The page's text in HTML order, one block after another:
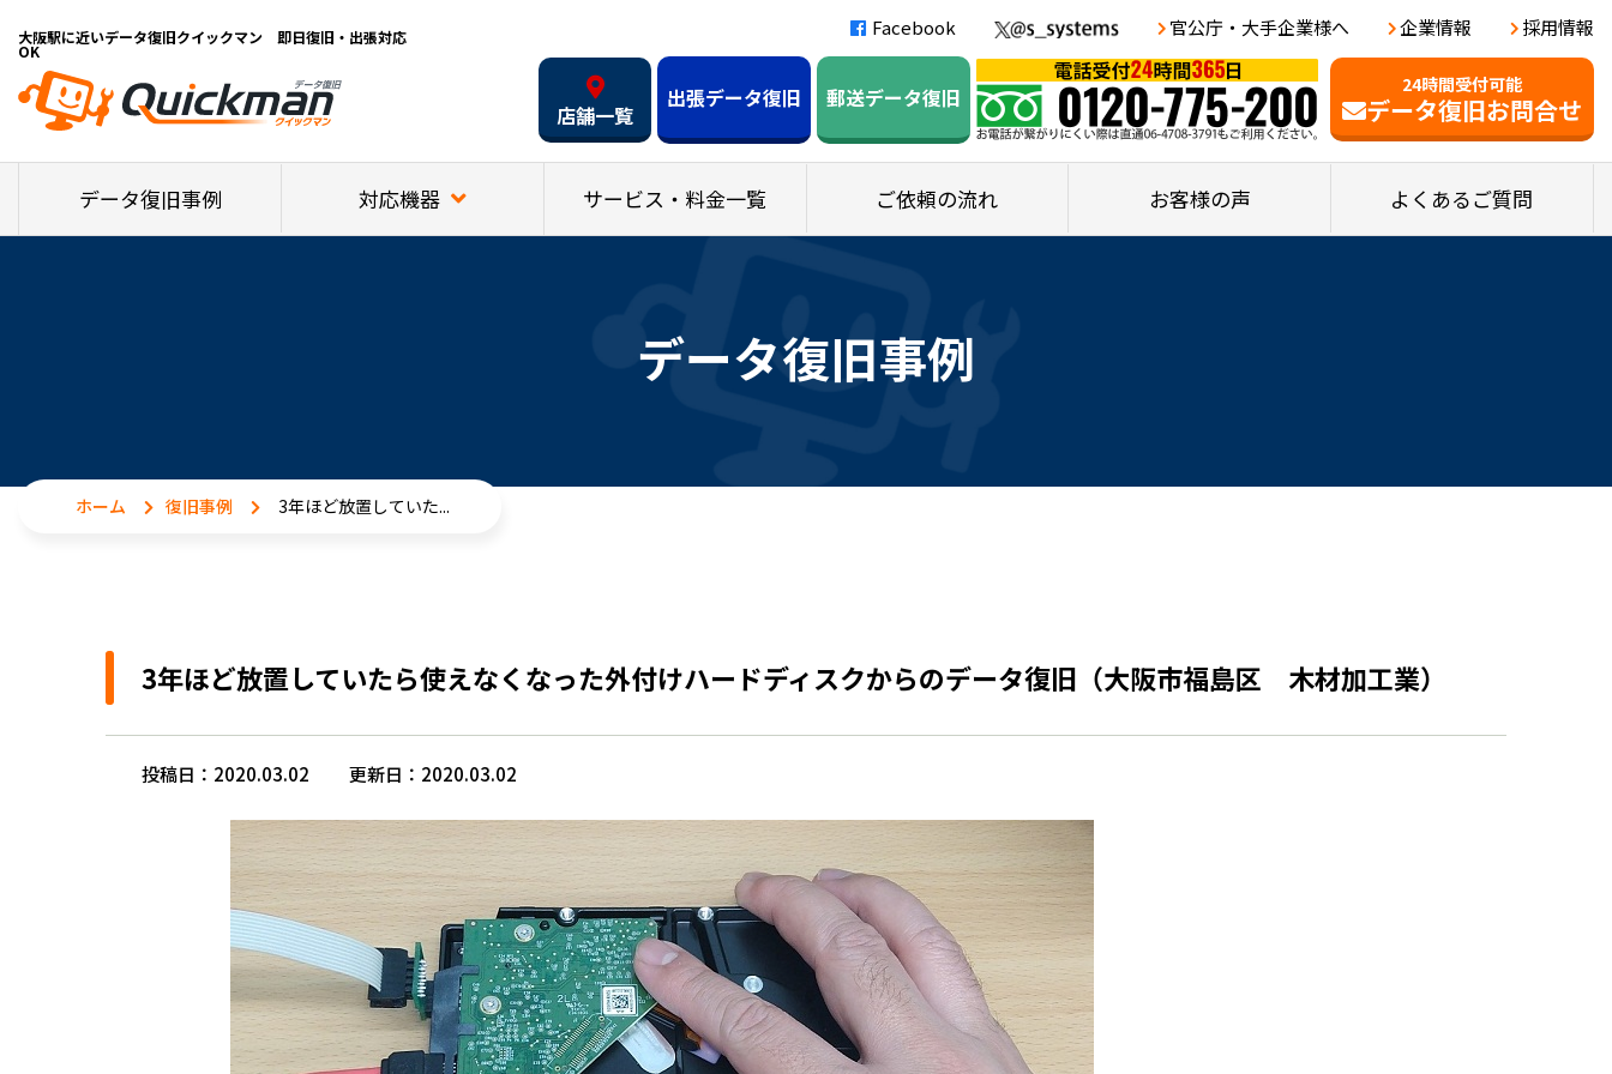
大阪駅に近いデータ復旧クイックマン 即日復旧・出張対応
OK
Facebook 官公庁・大手企業様へ 企業情報 採用情報
24時間受付可能
データ復旧お問合せ
店舗一覧
出張データ復旧 郵送データ復旧
データ復旧事例 対応機器 サービス・料金一覧 ご依頼の流れ お客様の声 よくあるご質問
データ復旧事例
ホーム 復旧事例 3年ほど放置していた...
3年ほど放置していたら使えなくなった外付けハードディスクからのデータ復旧（大阪市福島区 木材加工業）
投稿日：2020.03.02 更新日：2020.03.02